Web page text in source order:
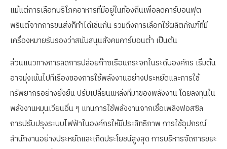
แม้แต่การเลือกบริโภคอาหารที่มีอยู่ในท้องถิ่นเพื่อลดคาร์บอนฟุต
พรินต์จากการขนส่งก็ทำได้เช่นกัน รวมถึงการเลือกใช้ผลิตภัณฑ์ที่มี
เครื่องหมายรับรองว่าสนับสนุนสังคมคาร์บอนต่ำ เป็นต้น
ส่วนแนวทางการลดการปล่อยก๊าซเรือนกระจกในระดับองค์กร เริ่มต้น
อาจมุ่งเน้นไปที่เรื่องของการใช้พลังงานอย่างประหยัดและการใช้
ทรัพยากรอย่างยั่งยืน ปรับเปลี่ยนแหล่งที่มาของพลังงาน โดยลงทุนใน
พลังงานหมุนเวียนอื่น ๆ แทนการใช้พลังงานจากเชื้อเพลิงฟอสซิล
การปรับปรุงระบบไฟฟ้าในองค์กรให้มีประสิทธิภาพ การใช้อุปกรณ์
สำนักงานอย่างประหยัดและเกิดประโยชน์สูงสุด การบริหารจัดการขยะ